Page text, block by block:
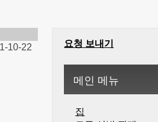
10-22
요청 보내기
메인 메뉴
집